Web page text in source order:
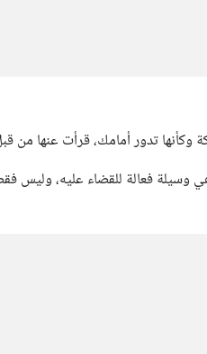
تدور أمامك، قرأت عنها من
وسيلة فعالة للقضاء عليه،